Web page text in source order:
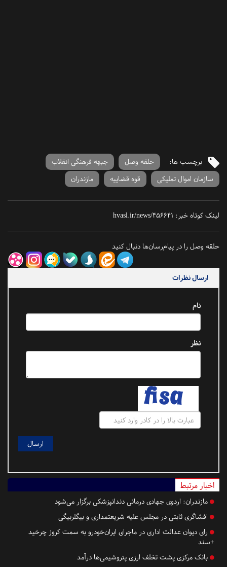
برچسب ها: حلقه وصل
جبهه فرهنگی انقلاب
سازمان اموال تملیکی
قوه قضاییه مازندران
لینک کوتاه خبر: hvasl.ir/news/456641
حلقه وصل را در پیام‌رسان‌ها دنبال کنید
ارسال نظرات
نام
نظر
اخبار مرتبط
مازندران: اردوی جهادی درمانی دندانپزشکی برگزار می‌شود
افشاگری ثابتی در مجلس علیه شریعتمداری و بیگلربیگی
رای دیوان عدالت اداری در ماجرای ایران‌خودرو به سمت کروز چرخید
+سند
بانک مرکزی پشت تخلف ارزی پتروشیمی‌ها درآمد